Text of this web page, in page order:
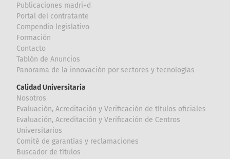
Publicaciones madri+d
Portal del contratante
Compendio legislativo
Formación
Contacto
Tablón de Anuncios
Panorama de la innovación por sectores y tecnologías
Calidad Universitaria
Nosotros
Evaluación, Acreditación y Verificación de títulos oficiales
Evaluación, Acreditación y Verificación de Centros
Universitarios
Comité de garantías y reclamaciones
Buscador de títulos